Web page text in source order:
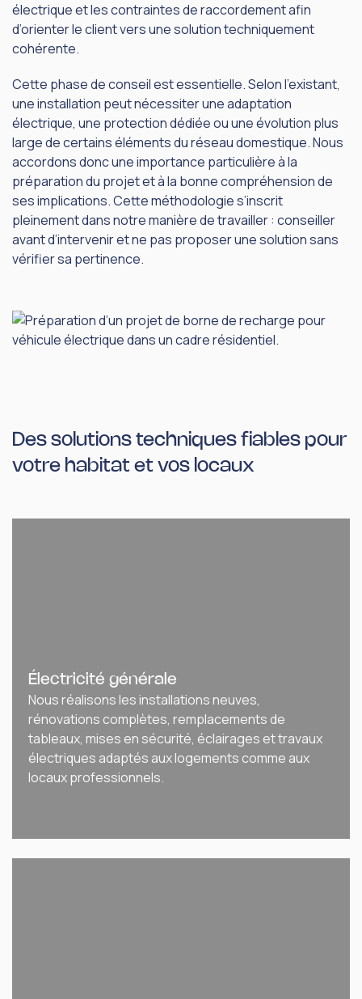
électrique et les contraintes de raccordement afin
d’orienter le client vers une solution techniquement
cohérente.
Cette phase de conseil est essentielle. Selon l’existant,
une installation peut nécessiter une adaptation
électrique, une protection dédiée ou une évolution plus
large de certains éléments du réseau domestique. Nous
accordons donc une importance particulière à la
préparation du projet et à la bonne compréhension de
ses implications. Cette méthodologie s’inscrit
pleinement dans notre manière de travailler : conseiller
avant d’intervenir et ne pas proposer une solution sans
vérifier sa pertinence.
Des solutions techniques fiables pour
votre habitat et vos locaux
Électricité générale
Nous réalisons les installations neuves,
rénovations complètes, remplacements de
tableaux, mises en sécurité, éclairages et travaux
électriques adaptés aux logements comme aux
locaux professionnels.